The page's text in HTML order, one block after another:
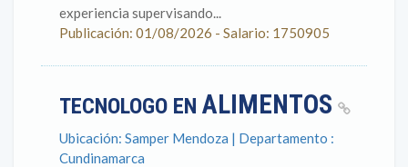
experiencia supervisando...
Publicación: 01/08/2026 - Salario: 1750905
TECNOLOGO EN ALIMENTOS
Ubicación: Samper Mendoza | Departamento :
Cundinamarca